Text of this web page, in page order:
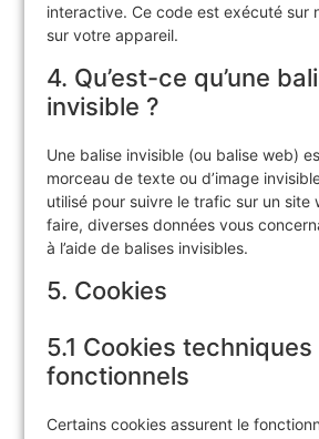
interactive. Ce code est exécuté sur
sur votre appareil.
4. Qu’est-ce qu’une
invisible ?
Une balise invisible (ou balise web)
morceau de texte ou d’image
utilisé pour suivre le trafic sur un site
faire, diverses données vous
à l’aide de balises invisibles.
5. Cookies
5.1 Cookies techniques
fonctionnels
Certains cookies assurent le